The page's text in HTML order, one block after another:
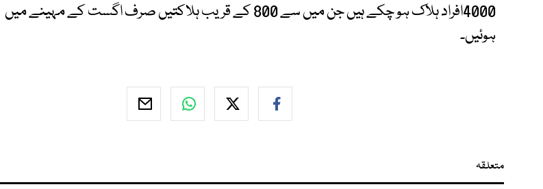
4000افراد ہلاک ہو چکے ہیں جن میں سے 800 کے قریب ہلاکتیں صرف اگست کے مہینے میں
ہوئیں۔
متعلقہ